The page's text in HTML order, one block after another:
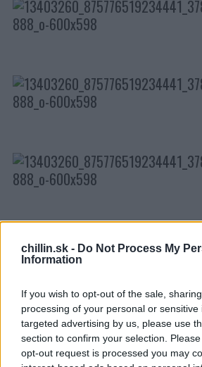
chillin.sk - Do Not Process My
Information
If you wish to opt-out of the sale,
processing of your personal or
targeted advertising by us, please use
section to confirm your selection.
opt-out request is processed you may
S
e
r
c
h
f
r